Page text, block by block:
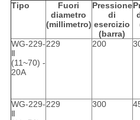
Tipo
Fuori
diametro
(millimetro)
Pressione
di
esercizio
(barra)
WG-229-
Ⅱ
(11~70) -
20A
229 200
WG-229-
Ⅱ
229 300